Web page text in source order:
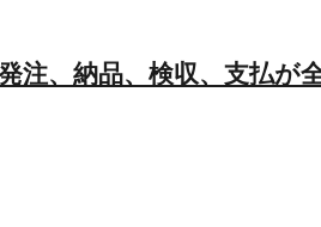
注、納品、検収、支払が